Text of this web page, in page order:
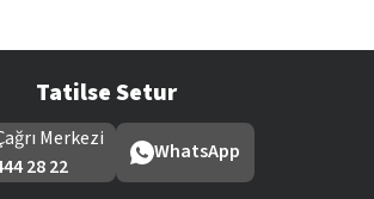
Tatilse Setur
Merkezi
28 22
WhatsApp